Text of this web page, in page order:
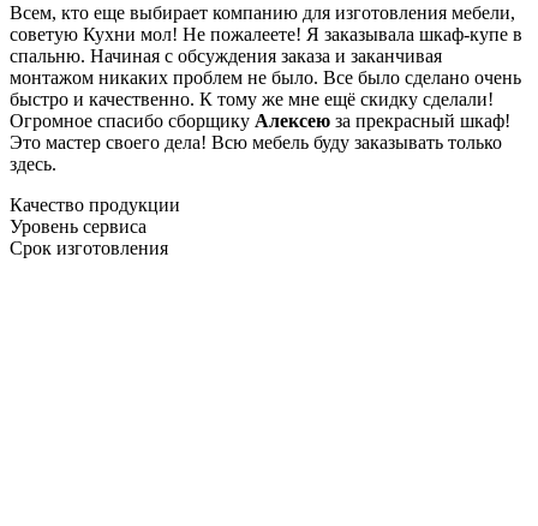
Всем, кто еще выбирает компанию для изготовления мебели,
советую Кухни мол! Не пожалеете! Я заказывала шкаф-купе в
спальню. Начиная с обсуждения заказа и заканчивая
монтажом никаких проблем не было. Все было сделано очень
быстро и качественно. К тому же мне ещё скидку сделали!
Огромное спасибо сборщику Алексею за прекрасный шкаф!
Это мастер своего дела! Всю мебель буду заказывать только
здесь.
Качество продукции
Уровень сервиса
Срок изготовления